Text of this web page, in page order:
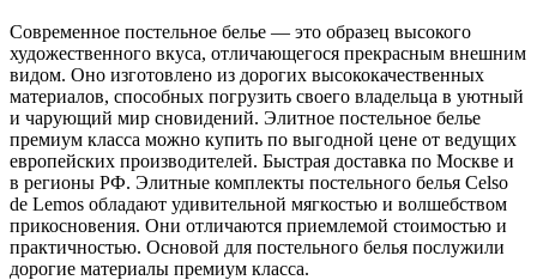
Современное постельное белье — это образец высокого
художественного вкуса, отличающегося прекрасным внешним
видом. Оно изготовлено из дорогих высококачественных
материалов, способных погрузить своего владельца в уютный
и чарующий мир сновидений. Элитное постельное белье
премиум класса можно купить по выгодной цене от ведущих
европейских производителей. Быстрая доставка по Москве и
в регионы РФ. Элитные комплекты постельного белья Celso
de Lemos обладают удивительной мягкостью и волшебством
прикосновения. Они отличаются приемлемой стоимостью и
практичностью. Основой для постельного белья послужили
дорогие материалы премиум класса.